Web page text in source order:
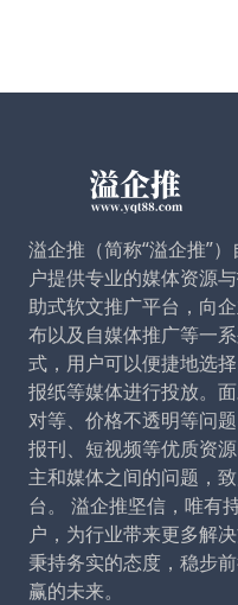
溢企推（简称“溢企推”
户提供专业的媒体资源
助式软文推广平台，向
布以及自媒体推广等一
式，用户可以便捷地选
报纸等媒体进行投放。
对等、价格不透明等问
报刊、短视频等优质资
主和媒体之间的问题，
台。 溢企推坚信，唯有
户，为行业带来更多解
秉持务实的态度，稳步
赢的未来。